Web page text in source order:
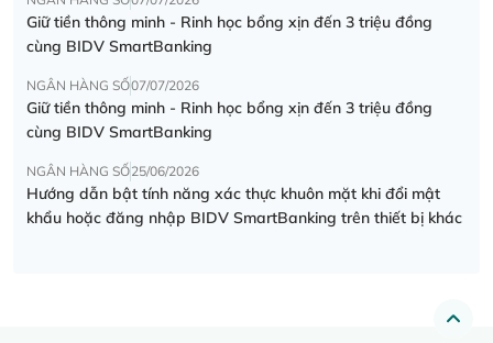
Giữ tiền thông minh - Rinh học bổng xịn đến 3 triệu đồng
cùng BIDV SmartBanking
NGÂN HÀNG SỐ07/07/2026
Giữ tiền thông minh - Rinh học bổng xịn đến 3 triệu đồng
cùng BIDV SmartBanking
NGÂN HÀNG SỐ25/06/2026
Hướng dẫn bật tính năng xác thực khuôn mặt khi đổi mật
khẩu hoặc đăng nhập BIDV SmartBanking trên thiết bị khác